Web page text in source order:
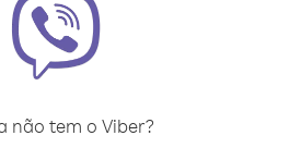
não tem o Viber?